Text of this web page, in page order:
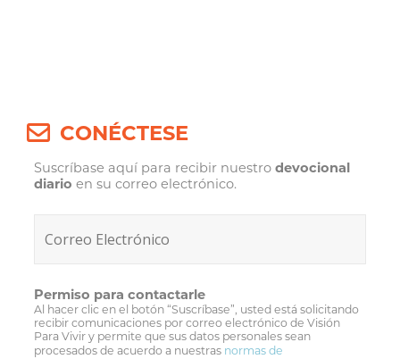
CONÉCTESE
Suscríbase aquí para recibir nuestrodevocional
diario en su correo electrónico.
Permiso para contactarle
Al hacer clic en el botón “Suscríbase”, usted está solicitando
recibir comunicaciones por correo electrónico de Visión
Para Vivir y permite que sus datos personales sean
procesados de acuerdo a nuestras normas de